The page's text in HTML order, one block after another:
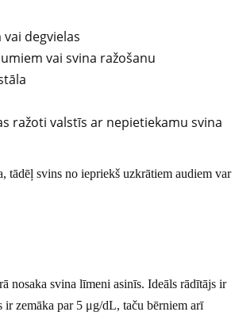
degvielas
vai svina ražošanu
ražoti valstīs ar nepietiekamu svina
tādēļ svins no iepriekš uzkrātiem audiem var
nosaka svina līmeni asinīs. Ideāls rādītājs ir
ir zemāka par 5 μg/dL, taču bērniem arī